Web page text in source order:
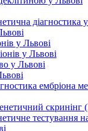
діагностика
у Львові
у Львові
у Львові
ембріона
скринінг
тестування